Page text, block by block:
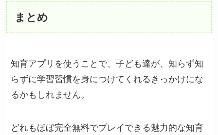
まとめ
知育アプリを使うことで、子ども達が、知らず知
らずに学習習慣を身につけてくれるきっかけにな
るかもしれません。
どれもほぼ完全無料でプレイできる魅力的な知育